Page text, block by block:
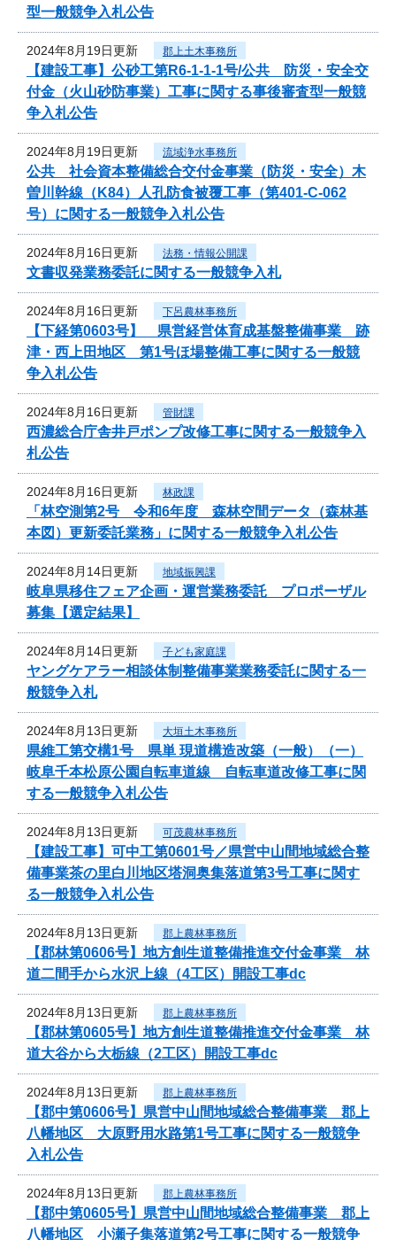
型一般競争入札公告
2024年8月19日更新 郡上土木事務所
【建設工事】公砂工第R6-1-1-1号/公共 防災・安全交
付金（火山砂防事業）工事に関する事後審査型一般競
争入札公告
2024年8月19日更新 流域浄水事務所
公共 社会資本整備総合交付金事業（防災・安全）木
曽川幹線（K84）人孔防食被覆工事（第401-C-062
号）に関する一般競争入札公告
2024年8月16日更新 法務・情報公開課
文書収発業務委託に関する一般競争入札
2024年8月16日更新 下呂農林事務所
【下経第0603号】 県営経営体育成基盤整備事業 跡
津・西上田地区 第1号ほ場整備工事に関する一般競
争入札公告
2024年8月16日更新 管財課
西濃総合庁舎井戸ポンプ改修工事に関する一般競争入
札公告
2024年8月16日更新 林政課
「林空測第2号 令和6年度 森林空間データ（森林基
本図）更新委託業務」に関する一般競争入札公告
2024年8月14日更新 地域振興課
岐阜県移住フェア企画・運営業務委託 プロポーザル
募集【選定結果】
2024年8月14日更新 子ども家庭課
ヤングケアラー相談体制整備事業業務委託に関する一
般競争入札
2024年8月13日更新 大垣土木事務所
県維工第交構1号 県単 現道構造改築（一般）（一）
岐阜千本松原公園自転車道線 自転車道改修工事に関
する一般競争入札公告
2024年8月13日更新 可茂農林事務所
【建設工事】可中工第0601号／県営中山間地域総合整
備事業茶の里白川地区塔洞奥集落道第3号工事に関す
る一般競争入札公告
2024年8月13日更新 郡上農林事務所
【郡林第0606号】地方創生道整備推進交付金事業 林
道二間手から水沢上線（4工区）開設工事dc
2024年8月13日更新 郡上農林事務所
【郡林第0605号】地方創生道整備推進交付金事業 林
道大谷から大栃線（2工区）開設工事dc
2024年8月13日更新 郡上農林事務所
【郡中第0606号】県営中山間地域総合整備事業 郡上
八幡地区 大原野用水路第1号工事に関する一般競争
入札公告
2024年8月13日更新 郡上農林事務所
【郡中第0605号】県営中山間地域総合整備事業 郡上
八幡地区 小瀬子集落道第2号工事に関する一般競争